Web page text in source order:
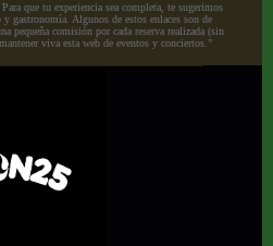
que tu experiencia sea completa, te sugerimos
gastronomía. Algunos de estos enlaces son de
pequeña comisión por cada reserva realizada (sin
viva esta web de eventos y conciertos.”